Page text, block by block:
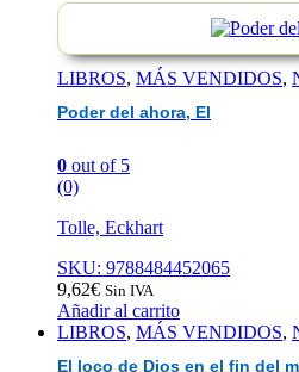
LIBROS, MÁS VENDIDOS,
Poder del ahora, El
0 out of 5
(0)
Tolle, Eckhart
SKU: 9788484452065
9,62€ Sin IVA
Añadir al carrito
LIBROS, MÁS VENDIDOS,
El loco de Dios en el fin del